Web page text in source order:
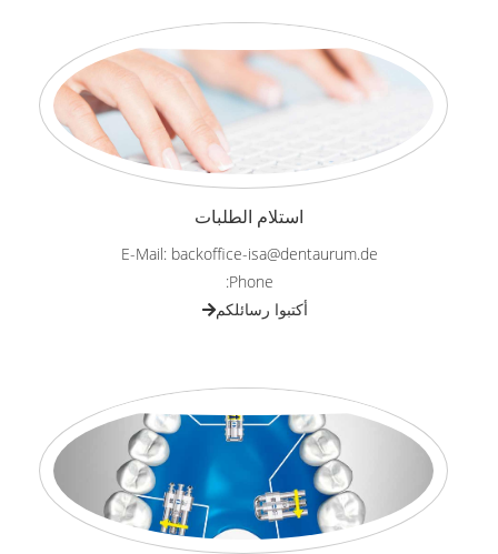
استلام الطلبات
E-Mail: backoffice-isa@dentaurum.de
Phone:
أكتبوا رسائلكم